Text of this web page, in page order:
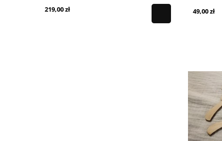
219,00 zł 65,00 zł49,00 zł